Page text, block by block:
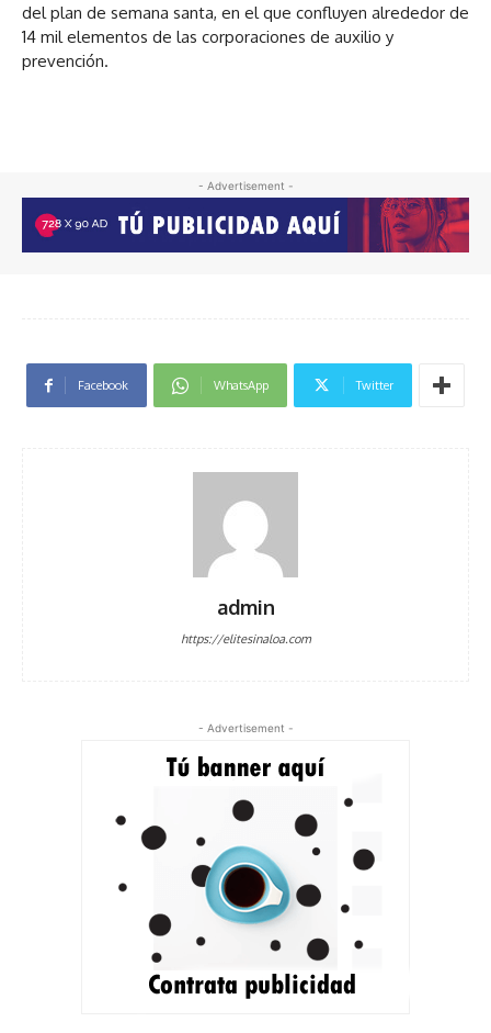
del plan de semana santa, en el que confluyen alrededor de
14 mil elementos de las corporaciones de auxilio y
prevención.
- Advertisement -
Facebook WhatsApp Twitter
admin
https://elitesinaloa.com
- Advertisement -